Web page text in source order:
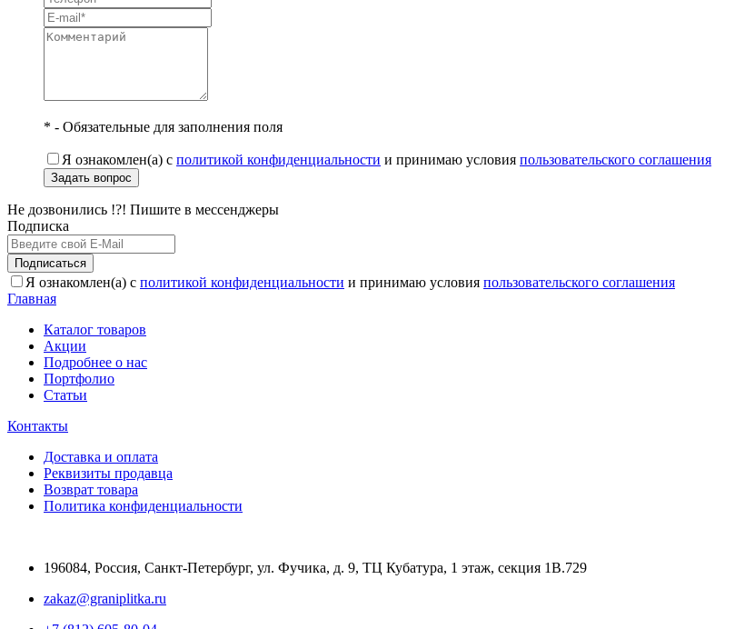
* - Обязательные для заполнения поля
Я ознакомлен(а) с политикой конфиденциальности и принимаю условия пользовательского соглашения
Задать вопрос
Не дозвонились !?! Пишите в мессенджеры
Подписка
Подписаться
Я ознакомлен(а) с политикой конфиденциальности и принимаю условия пользовательского соглашения
Главная
Каталог товаров
Акции
Подробнее о нас
Портфолио
Статьи
Контакты
Доставка и оплата
Реквизиты продавца
Возврат товара
Политика конфиденциальности
196084, Россия, Санкт-Петербург, ул. Фучика, д. 9, ТЦ Кубатура, 1 этаж, секция 1В.729
zakaz@graniplitka.ru